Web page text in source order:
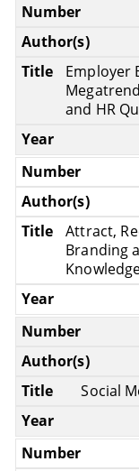
Employer
and HR
Attract,
Branding
Social